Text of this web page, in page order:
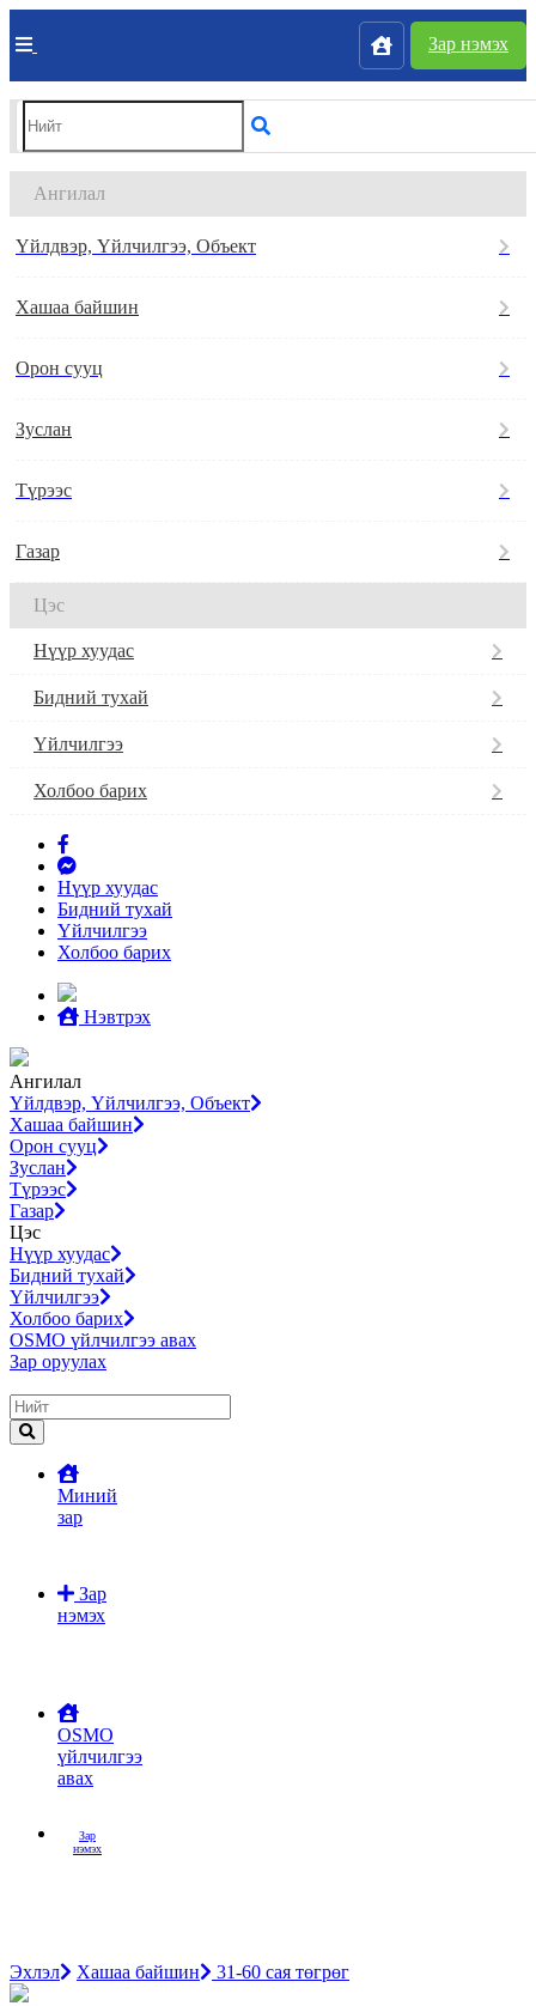
Зар нэмэх
Ангилал
Үйлдвэр, Үйлчилгээ, Объект
Хашаа байшин
Орон сууц
Зуслан
Түрээс
Газар
Цэс
Нүүр хуудас
Бидний тухай
Үйлчилгээ
Холбоо барих
Нүүр хуудас
Бидний тухай
Үйлчилгээ
Холбоо барих
Нэвтрэх
Ангилал
Үйлдвэр, Үйлчилгээ, Объект
Хашаа байшин
Орон сууц
Зуслан
Түрээс
Газар
Цэс
Нүүр хуудас
Бидний тухай
Үйлчилгээ
Холбоо барих
OSMO үйлчилгээ авах
Зар оруулах
Миний
зар
Зар
нэмэх
OSMO
үйлчилгээ
авах
Зар
нэмэх
Эхлэл Хашаа байшин 31-60 сая төгрөг